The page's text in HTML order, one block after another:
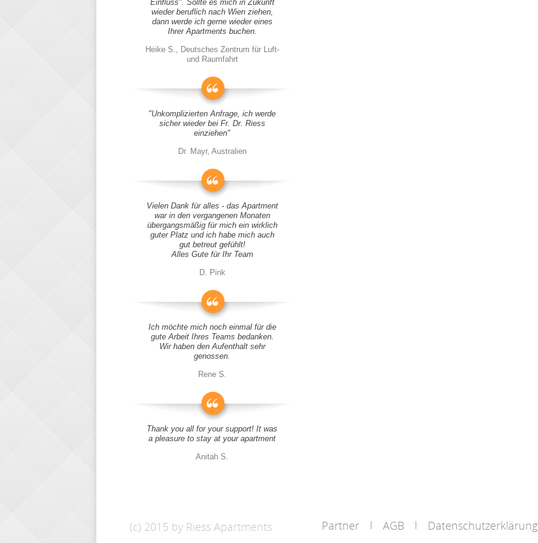
Einfluss". Sollte es mich in Zukunft
wieder beruflich nach Wien ziehen,
dann werde ich gerne wieder eines
Ihrer Apartments buchen.
Heike S., Deutsches Zentrum für Luft-
und Raumfahrt
"Unkomplizierten Anfrage, ich werde
sicher wieder bei Fr. Dr. Riess
einziehen"
Dr. Mayr, Australien
Vielen Dank für alles - das Apartment
war in den vergangenen Monaten
übergangsmäßig für mich ein wirklich
guter Platz und ich habe mich auch
gut betreut gefühlt!
Alles Gute für Ihr Team
D. Pink
Ich möchte mich noch einmal für die
gute Arbeit Ihres Teams bedanken.
Wir haben den Aufenthalt sehr
genossen.
Rene S.
Thank you all for your support! It was
a pleasure to stay at your apartment
Anitah S.
(c) 2015 by Riess Apartments Partner AGB Datenschutzerklärung